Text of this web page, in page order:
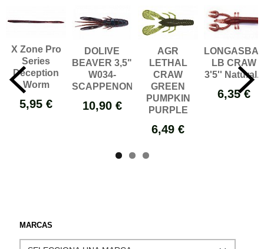
MARCAS
X Zone Pro
Series
Deception
Worm
5,95 €
DOLIVE
BEAVER 3,5"
W034-
SCAPPENON...
10,90 €
AGR
LETHAL
CRAW
GREEN
PUMPKIN
PURPLE
6,49 €
LB CRAW
3'5'' Natural...
6,35 €